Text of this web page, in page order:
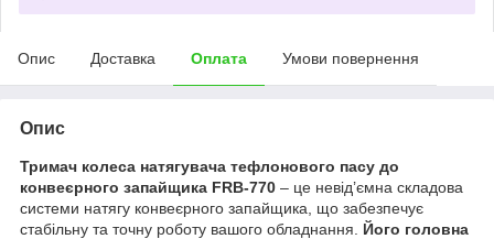
Опис Доставка Оплата Умови повернення
Опис
Тримач колеса натягувача тефлонового пасу до
конвеєрного запайщика FRB-770 – це невід’ємна складова
системи натягу конвеєрного запайщика, що забезпечує
стабільну та точну роботу вашого обладнання. Його головна